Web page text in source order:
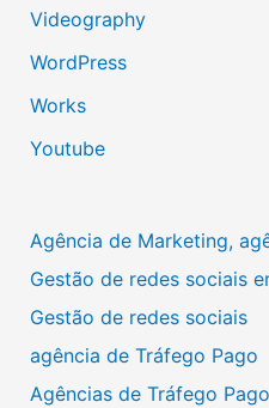
Videography
WordPress
Works
Youtube
Agência de Marketing,
Gestão de redes sociais
Gestão de redes sociais
agência de Tráfego Pago
Agências de Tráfego Pago